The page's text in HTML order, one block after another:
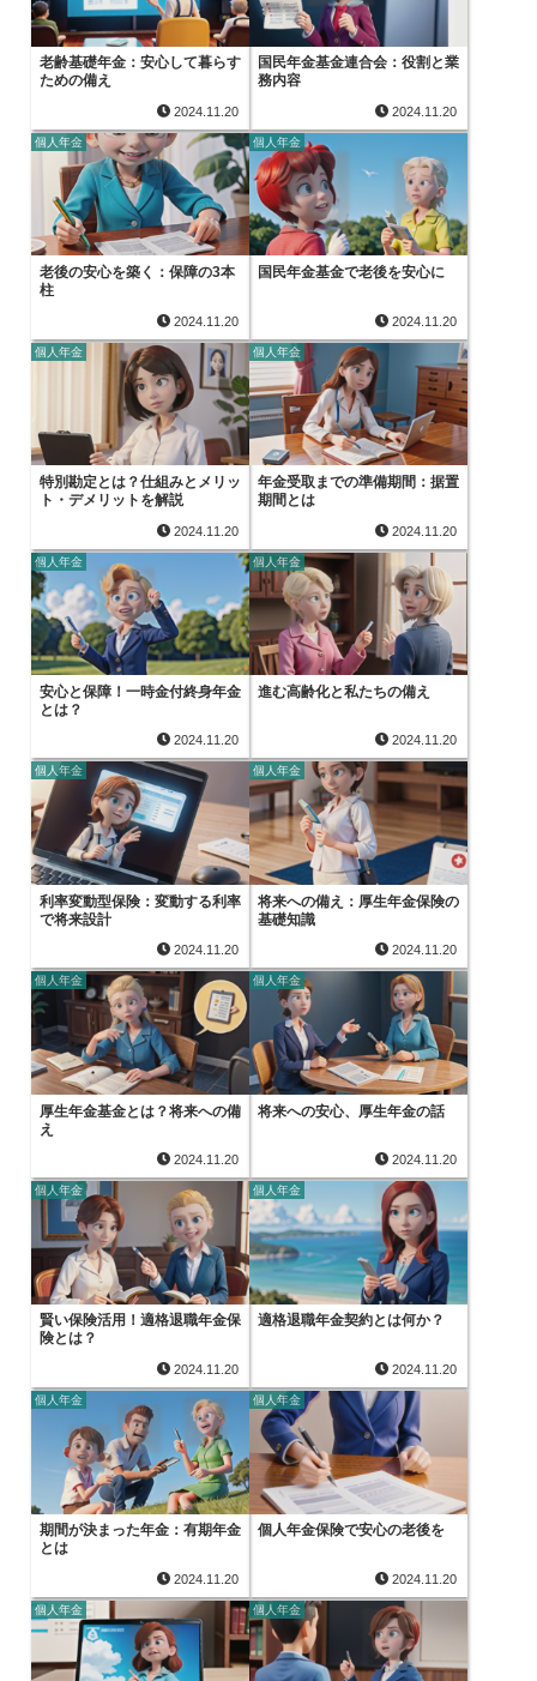
老齢基礎年金：安心して暮らす
ための備え
2024.11.20
国民年金基金連合会：役割と業
務内容
2024.11.20
個人年金
老後の安心を築く：保障の3本
柱
2024.11.20
個人年金
国民年金基金で老後を安心に
2024.11.20
個人年金
特別勘定とは？仕組みとメリッ
ト・デメリットを解説
2024.11.20
個人年金
年金受取までの準備期間：据置
期間とは
2024.11.20
個人年金
安心と保障！一時金付終身年金
とは？
2024.11.20
個人年金
進む高齢化と私たちの備え
2024.11.20
個人年金
利率変動型保険：変動する利率
で将来設計
2024.11.20
個人年金
将来への備え：厚生年金保険の
基礎知識
2024.11.20
個人年金
厚生年金基金とは？将来への備
え
2024.11.20
個人年金
将来への安心、厚生年金の話
2024.11.20
個人年金
賢い保険活用！適格退職年金保
険とは？
2024.11.20
個人年金
適格退職年金契約とは何か？
2024.11.20
個人年金
期間が決まった年金：有期年金
とは
2024.11.20
個人年金
個人年金保険で安心の老後を
2024.11.20
個人年金 個人年金